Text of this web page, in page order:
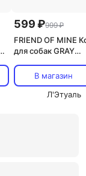
599 ₽999 ₽
FRIEND OF MINE
для собак GRAY
В магазин
Л'Этуаль